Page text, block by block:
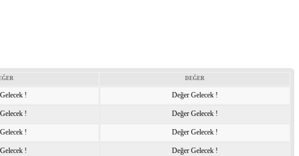
DEĞER
! Değer Gelecek !
! Değer Gelecek !
! Değer Gelecek !
! Değer Gelecek !